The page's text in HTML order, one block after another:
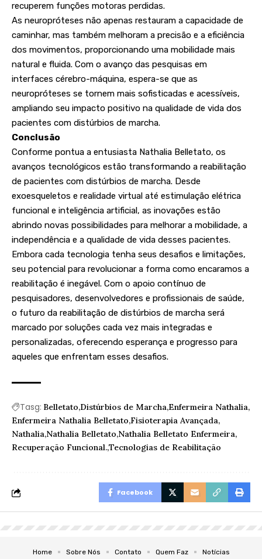
recuperem funções motoras perdidas.
As neuropróteses não apenas restauram a capacidade de
caminhar, mas também melhoram a precisão e a eficiência
dos movimentos, proporcionando uma mobilidade mais
natural e fluida. Com o avanço das pesquisas em
interfaces cérebro-máquina, espera-se que as
neuropróteses se tornem mais sofisticadas e acessíveis,
ampliando seu impacto positivo na qualidade de vida dos
pacientes com distúrbios de marcha.
Conclusão
Conforme pontua a entusiasta Nathalia Belletato, os
avanços tecnológicos estão transformando a reabilitação
de pacientes com distúrbios de marcha. Desde
exoesqueletos e realidade virtual até estimulação elétrica
funcional e inteligência artificial, as inovações estão
abrindo novas possibilidades para melhorar a mobilidade, a
independência e a qualidade de vida desses pacientes.
Embora cada tecnologia tenha seus desafios e limitações,
seu potencial para revolucionar a forma como encaramos a
reabilitação é inegável. Com o apoio contínuo de
pesquisadores, desenvolvedores e profissionais de saúde,
o futuro da reabilitação de distúrbios de marcha será
marcado por soluções cada vez mais integradas e
personalizadas, oferecendo esperança e progresso para
aqueles que enfrentam esses desafios.
Tasg: Belletato Distúrbios de Marcha Enfermeira Nathalia
Enfermeira Nathalia Belletato Fisioterapia Avançada
Nathalia Nathalia Belletato Nathalia Belletato Enfermeira
Recuperação Funcional.Tecnologias de Reabilitação
Facebook
Home Sobre Nós Contato Quem Faz Notícias